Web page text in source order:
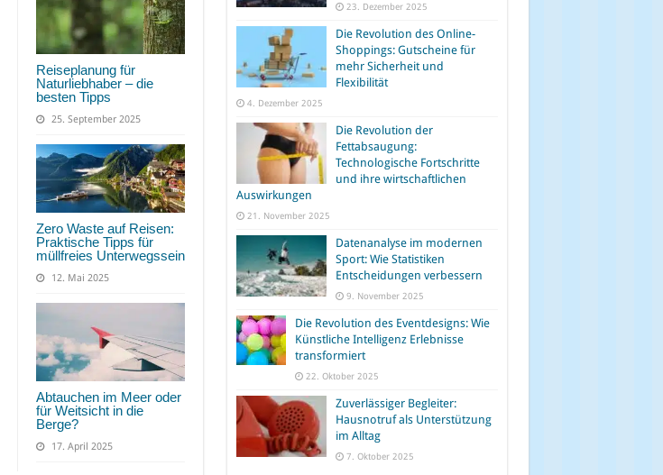
Reiseplanung für
Naturliebhaber – die
besten Tipps
25. September 2025
Zero Waste auf Reisen:
Praktische Tipps für
müllfreies Unterwegssein
12. Mai 2025
Abtauchen im Meer oder
für Weitsicht in die
Berge?
17. April 2025
23. Dezember 2025
Die Revolution des Online-
Shoppings: Gutscheine für
mehr Sicherheit und
Flexibilität
4. Dezember 2025
Die Revolution der
Fettabsaugung:
Technologische Fortschritte
und ihre wirtschaftlichen
Auswirkungen
21. November 2025
Datenanalyse im modernen
Sport: Wie Statistiken
Entscheidungen verbessern
9. November 2025
Die Revolution des Eventdesigns: Wie
Künstliche Intelligenz Erlebnisse
transformiert
22. Oktober 2025
Zuverlässiger Begleiter:
Hausnotruf als Unterstützung
im Alltag
7. Oktober 2025